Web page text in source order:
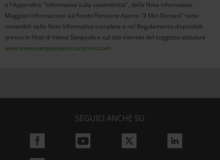
e l'Appendice "Informativa sulla sostenibilità", della Nota informativa.
Maggiori informazioni sul Fondo Pensione Aperto "Il Mio Domani" sono
rinvenibili nella Nota Informativa completa e nel Regolamento disponibili
presso le filiali di Intesa Sanpaolo e sul sito internet del soggetto istitutore
www.intesasanpaoloassicurazioni.com
SEGUICI ANCHE SU